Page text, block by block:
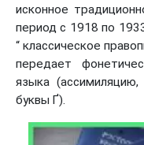
исконное
период с 1918 по
“ классическое
передает
языка (ассимиляцию,
буквы Ґ).